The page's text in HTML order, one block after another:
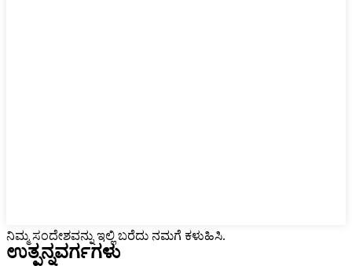
ನಿಮ್ಮ ಸಂದೇಶವನ್ನು ಇಲ್ಲಿ ಬರೆದು ನಮಗೆ ಕಳುಹಿಸಿ.
ಉತ್ಪನ್ನವರ್ಗಗಳು